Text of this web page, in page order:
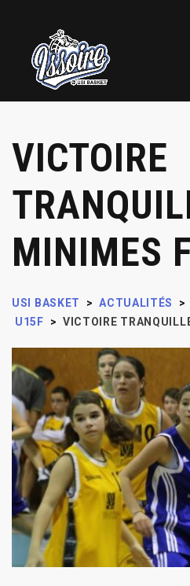
VICTOIRE
MINIMES
USI BASKET > ACTUALITÉS >
U15F
> VICTOIRE